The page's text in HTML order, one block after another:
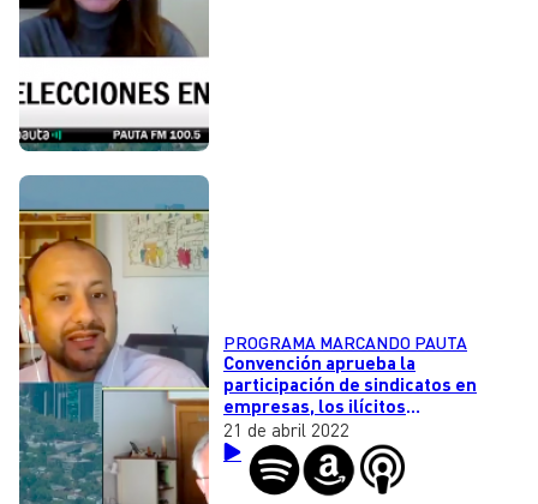
PROGRAMA MARCANDO PAUTA
Convención aprueba la
participación de sindicatos en
empresas, los ilícitos
normalizados en el país y el
debate en Países Bajos de poner
una edad mínima para consumir
comida rápida
21 de abril 2022